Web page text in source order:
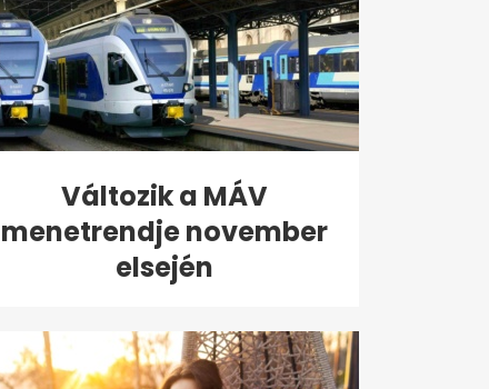
Változik a MÁV
menetrendje november
elsején